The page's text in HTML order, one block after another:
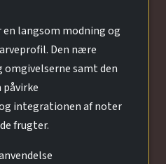
en langsom modning og
Den nære
samt den
integrationen af noter
frugter.